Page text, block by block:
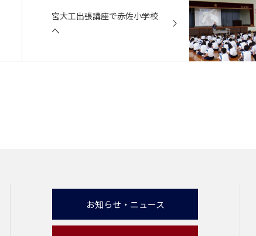
宮大工出張講座で赤佐小学校
へ
お知らせ・ニュース